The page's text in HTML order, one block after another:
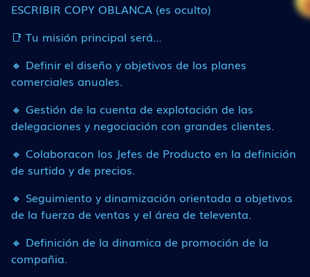
ESCRIBIR COPY OBLANCA (es oculto)
📑 Tu misión principal será…
🔸 Definir el diseño y objetivos de los planes
comerciales anuales.
🔸 Gestión de la cuenta de explotación de las
delegaciones y negociación con grandes clientes.
🔸 Colaboracon los Jefes de Producto en la definición
de surtido y de precios.
🔸 Seguimiento y dinamización orientada a objetivos
de la fuerza de ventas y el área de televenta.
🔸 Definición de la dinamica de promoción de la
compañia.